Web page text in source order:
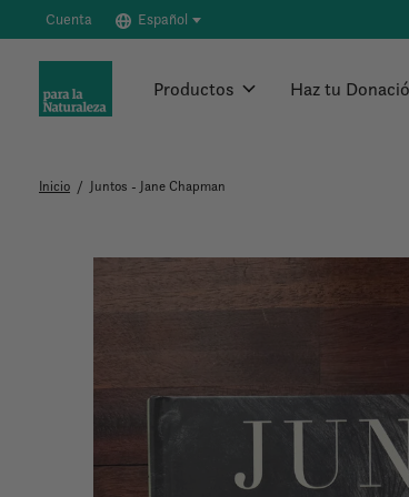
Cuenta Español
Productos Haz tu
Inicio / Juntos - Jane Chapman